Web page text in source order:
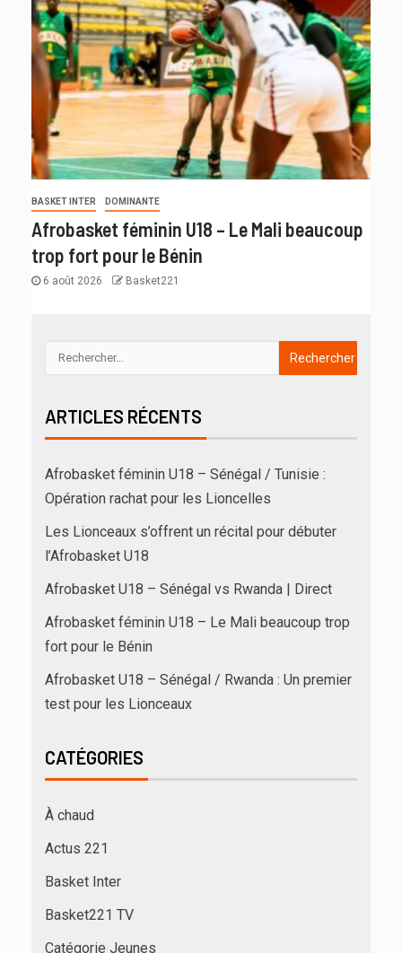
BASKET INTER DOMINANTE
Afrobasket féminin U18 – Le Mali beaucoup
trop fort pour le Bénin
6 août 2026 Basket221
ARTICLES RÉCENTS
Afrobasket féminin U18 – Sénégal / Tunisie :
Opération rachat pour les Lioncelles
Les Lionceaux s’offrent un récital pour débuter
l’Afrobasket U18
Afrobasket U18 – Sénégal vs Rwanda | Direct
Afrobasket féminin U18 – Le Mali beaucoup trop
fort pour le Bénin
Afrobasket U18 – Sénégal / Rwanda : Un premier
test pour les Lionceaux
CATÉGORIES
À chaud
Actus 221
Basket Inter
Basket221 TV
Catégorie Jeunes